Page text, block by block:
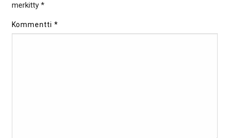
merkitty *
Kommentti*